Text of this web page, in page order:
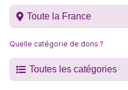
Toute la France
Quelle catégorie de dons ?
Toutes les catégories